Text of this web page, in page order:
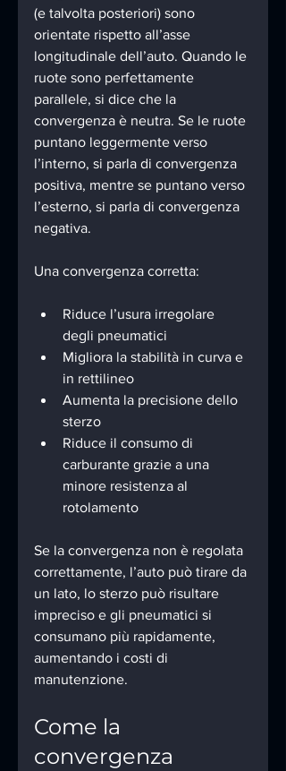
(e talvolta posteriori) sono
orientate rispetto all’asse
longitudinale dell’auto. Quando le
ruote sono perfettamente
parallele, si dice che la
convergenza è neutra. Se le ruote
puntano leggermente verso
l’interno, si parla di convergenza
positiva, mentre se puntano verso
l’esterno, si parla di convergenza
negativa.
Una convergenza corretta:
Riduce l’usura irregolare
degli pneumatici
Migliora la stabilità in curva e
in rettilineo
Aumenta la precisione dello
sterzo
Riduce il consumo di
carburante grazie a una
minore resistenza al
rotolamento
Se la convergenza non è regolata
correttamente, l’auto può tirare da
un lato, lo sterzo può risultare
impreciso e gli pneumatici si
consumano più rapidamente,
aumentando i costi di
manutenzione.
Come la
convergenza